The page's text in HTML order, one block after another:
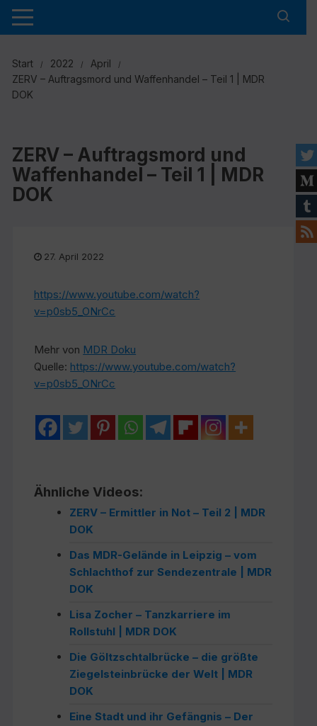
Zum
Inhalt
Start 2022
April
ZERV – Auftragsmord und Waffenhandel – Teil 1 | MDR
DOK
ZERV – Auftragsmord und
Waffenhandel – Teil 1 | MDR
DOK
27. April 2022
https://www.youtube.com/watch?
v=p0sb5_ONrCc
Mehr von MDR Doku
Quelle: https://www.youtube.com/watch?
v=p0sb5_ONrCc
Ähnliche Videos:
ZERV – Ermittler in Not – Teil 2 | MDR
DOK
Das MDR-Gelände in Leipzig – vom
Schlachthof zur Sendezentrale | MDR
DOK
Lisa Zocher – Tanzkarriere im
Rollstuhl | MDR DOK
Die Göltzschtalbrücke – die größte
Ziegelsteinbrücke der Welt | MDR
DOK
Eine Stadt und ihr Gefängnis – Der